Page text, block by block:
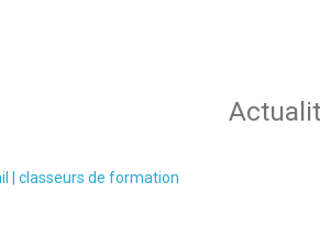
| classeurs de formation